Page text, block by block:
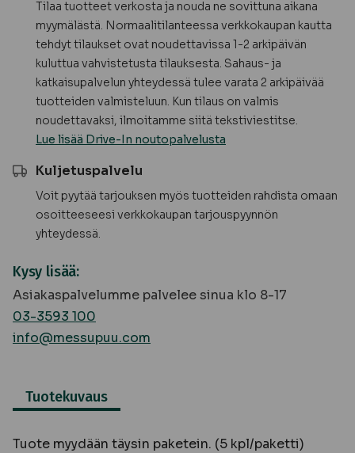
Tilaa tuotteet verkosta ja nouda ne sovittuna aikana
myymälästä. Normaalitilanteessa verkkokaupan kautta
tehdyt tilaukset ovat noudettavissa 1-2 arkipäivän
kuluttua vahvistetusta tilauksesta. Sahaus- ja
katkaisupalvelun yhteydessä tulee varata 2 arkipäivää
tuotteiden valmisteluun. Kun tilaus on valmis
noudettavaksi, ilmoitamme siitä tekstiviestitse.
Lue lisää Drive-In noutopalvelusta
Kuljetuspalvelu
Voit pyytää tarjouksen myös tuotteiden rahdista omaan
osoitteeseesi verkkokaupan tarjouspyynnön
yhteydessä.
Kysy lisää:
Asiakaspalvelumme palvelee sinua klo 8-17
03-3593 100
info@messupuu.com
Tuotekuvaus
Tuote myydään täysin paketein. (5 kpl/paketti)